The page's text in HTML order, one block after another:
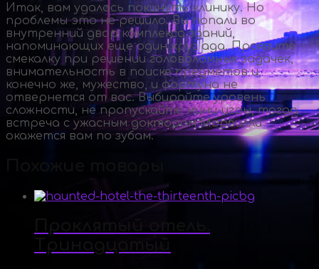
Итак, вам удалось покинуть клинику. Но
проблемы это не решило. Вы попали во
внутренний двор комплекса зданий,
напоминающих еще один круг ада. Проявите
смекалку при решении головоломных задачек,
внимательность в поиске предметов и,
конечно же, мужество, и фортуна не
отвернется от вас. Выбирайте уровень
сложности, не пропускайтемини-игры, тогда
встреча с ужасным доктором Морбилли
окажется вам по зубам.